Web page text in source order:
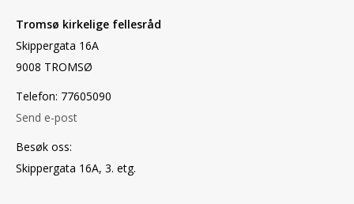
Tromsø kirkelige fellesråd
Skippergata 16A
9008 TROMSØ
Telefon: 77605090
Send e-post
Besøk oss:
Skippergata 16A, 3. etg.